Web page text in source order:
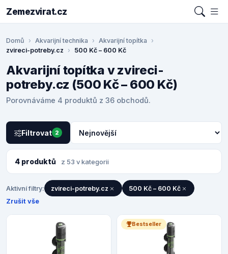
Zemezvirat.cz
Domů Akvarijní technika
Akvarijní topítka
zvireci-potreby.cz
500 Kč – 600 Kč
Akvarijní topítka v zvireci-
potreby.cz (500 Kč – 600 Kč)
Porovnáváme 4 produktů z 36 obchodů.
Filtrovat 2
4 produktů z 53 v kategorii
Aktivní filtry: zvireci-potreby.cz
500 Kč – 600 Kč
Zrušit vše
Bestseller